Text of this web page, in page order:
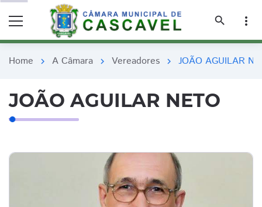
search
more_vert
Home chevron_right A Câmara chevron_right Vereadores chevron_right JOÃO AGUILAR
JOÃO AGUILAR NETO